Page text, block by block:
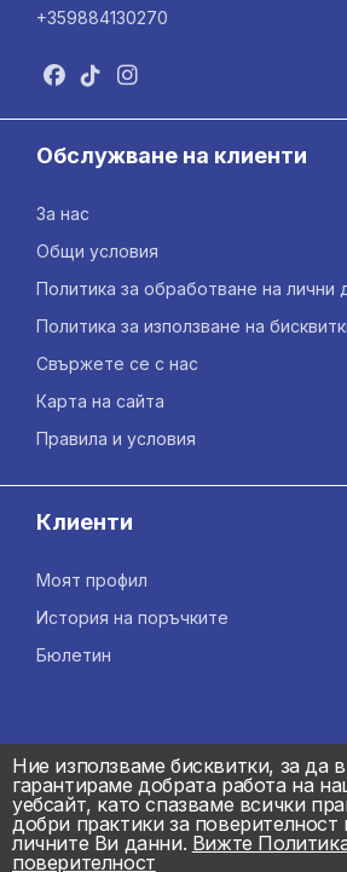
Ние използваме бисквитки, за да
гарантираме добрата работа на
уебсайт, като спазваме всички
добри практики за поверителност
личните Ви данни. Вижте
поверителност
+359884130270
Обслужване на клиенти
За нас
Общи условия
Политика за обработване на лични
Политика за използване на
Свържете се с нас
Карта на сайта
Правила и условия
Клиенти
Моят профил
История на поръчките
Бюлетин